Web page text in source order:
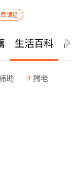
課程
生活百科
助 獨老